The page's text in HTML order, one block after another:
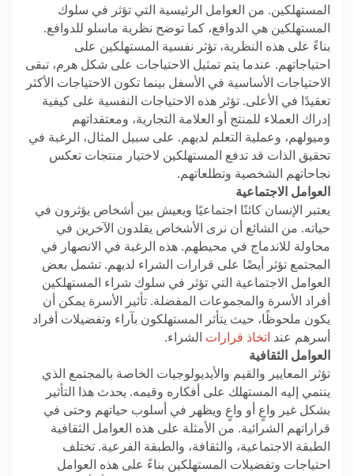
المستهلكين. من العوامل الرئيسية التي تؤثر في سلوك
المستهلكين هي الدوافع، كما توضح نظرية ماسلو للدوافع.
بناءً على هذه النظرية، تؤثر نفسية المستهلكين على
احتياجاتهم. عندما يتم تمثيل الاحتياجات على شكل هرم، تبقى
الاحتياجات الأساسية في الأسفل بينما تكون الاحتياجات الأكثر
تعقيدًا في الأعلى. تؤثر هذه الاحتياجات النفسية على كيفية
إدراك العملاء للمنتج أو العلامة التجارية، ومعتقداتهم
وميولهم، وعملية التعلم لديهم. على سبيل المثال، الرغبة في
تحقيق الذات قد تدفع المستهلكين لاختيار منتجات تعكس
نجاحاتهم الشخصية وتطلعاتهم.
العوامل الاجتماعية
يعتبر الإنسان كائنًا اجتماعيًا ويعيش بين أشخاص يؤثرون في
حياته. من الشائع أن نرى الأشخاص يقلدون الآخرين في
محاولة للاندماج في محيطهم. هذه الرغبة في الانصهار في
المجتمع تؤثر أيضًا على قرارات الشراء لديهم. تشمل بعض
العوامل الاجتماعية التي تؤثر في سلوك شراء المستهلكين
أفراد الأسرة والمجموعات المفضلة. تأثير الأسرة يمكن أن
يكون ملحوظًا، حيث يتأثر المستهلكون بآراء وتفضيلات أفراد
أسرهم عند اتخاذ قرارات
الشراء.
العوامل الثقافية
تؤثر المعايير والقيم والأيديولوجيات الخاصة بالمجتمع الذي
ينتمي إليه المستهلك على أفكاره وقيمه. يحدث هذا التأثير
بشكل غير واعٍ أو واعٍ ويظهر في أسلوب حياتهم وحتى في
قراراتهم الشرائية. من الأمثلة على هذه العوامل الثقافية
الطبقة الاجتماعية، والثقافة، والطبقة الفرعية. تختلف
احتياجات وتفضيلات المستهلكين بناءً على هذه العوامل